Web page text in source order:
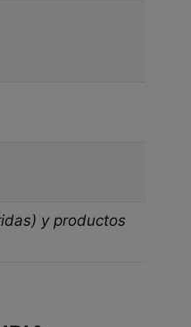
y productos